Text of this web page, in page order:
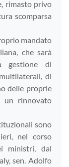
rimasto privo
scomparsa
mandato
che sarà
gestione di
di
delle proprie
un rinnovato
sono
nel corso
ministri, dal
sen. Adolfo